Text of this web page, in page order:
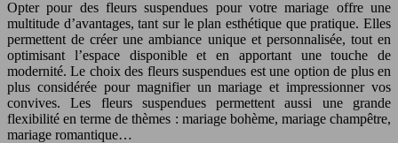
Opter pour des fleurs suspendues pour votre mariage offre une
multitude d’avantages, tant sur le plan esthétique que pratique. Elles
permettent de créer une ambiance unique et personnalisée, tout en
optimisant l’espace disponible et en apportant une touche de
modernité. Le choix des fleurs suspendues est une option de plus en
plus considérée pour magnifier un mariage et impressionner vos
convives. Les fleurs suspendues permettent aussi une grande
flexibilité en terme de thèmes : mariage bohème, mariage champêtre,
mariage romantique…